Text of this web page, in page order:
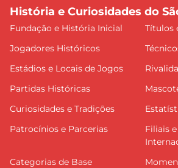
História e Curiosidades do
Fundação e História Inicial
Títulos
Jogadores Históricos
Estádios e Locais de Jogos
Partidas Históricas
Curiosidades e Tradições
Patrocínios e Parcerias
Filiais
Categorias de Base